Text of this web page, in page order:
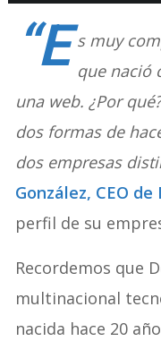
“E s muy
que nació
una web. ¿Por
dos formas de
dos empresas
González, CEO
perfil de su
Recordemos que
multinacional
nacida hace 20